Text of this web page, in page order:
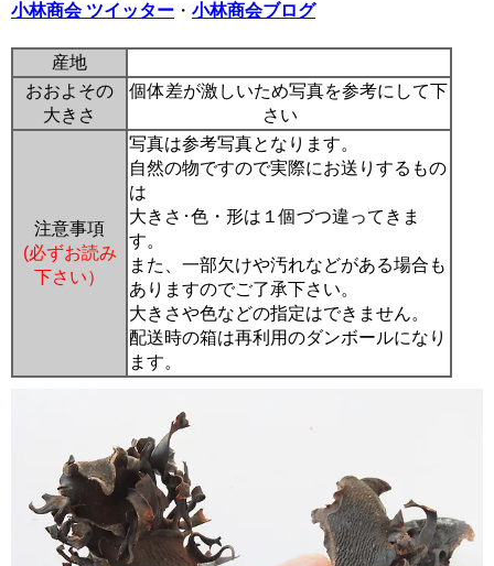
小林商会 ツイッター ・ 小林商会ブログ
産地
おおよその
大きさ
個体差が激しいため写真を参考にして下
さい
注意事項
(必ずお読み
下さい）
写真は参考写真となります。
自然の物ですので実際にお送りするもの
は
大きさ･色・形は１個づつ違ってきま
す。
また、一部欠けや汚れなどがある場合も
ありますのでご了承下さい。
大きさや色などの指定はできません。
配送時の箱は再利用のダンボールになり
ます。